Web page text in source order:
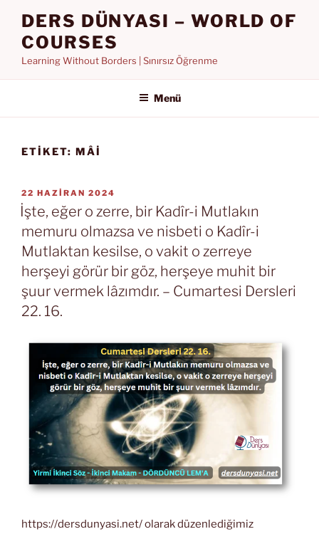
DERS DÜNYASI – WORLD OF
COURSES
Learning Without Borders | Sınırsız Öğrenme
Menü
ETIKET: MÂI
YAYIM
TARIHI
22 HAZIRAN 2024
İşte, eğer o zerre, bir Kadîr-i Mutlakın
memuru olmazsa ve nisbeti o Kadîr-i
Mutlaktan kesilse, o vakit o zerreye
herşeyi görür bir göz, herşeye muhit bir
şuur vermek lâzımdır. – Cumartesi Dersleri
22. 16.
https://dersdunyasi.net/ olarak düzenlediğimiz